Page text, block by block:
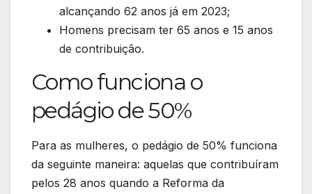
alcançando 62 anos já em 2023;
Homens precisam ter 65 anos e 15 anos
de contribuição.
Como funciona o
pedágio de 50%
Para as mulheres, o pedágio de 50% funciona
da seguinte maneira: aquelas que contribuíram
pelos 28 anos quando a Reforma da